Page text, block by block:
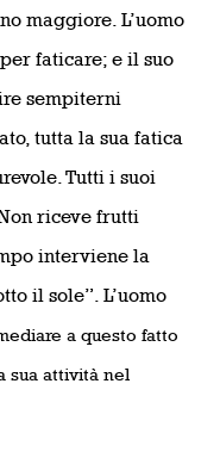
maggiore. L’uomo
faticare; e il suo
sempiterni
tutta la sua fatica
Tutti i suoi
riceve frutti
interviene la
il sole”. L’uomo
a questo fatto
sua attività nel